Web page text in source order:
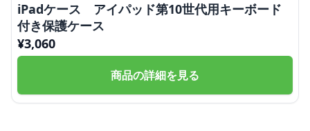
iPadケース アイパッド第10世代用キーボード
付き保護ケース
¥3,060
商品の詳細を見る